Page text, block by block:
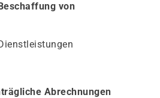
von
Abrechnungen